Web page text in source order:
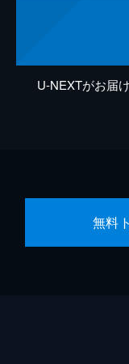
U-NEXTがお届
無料